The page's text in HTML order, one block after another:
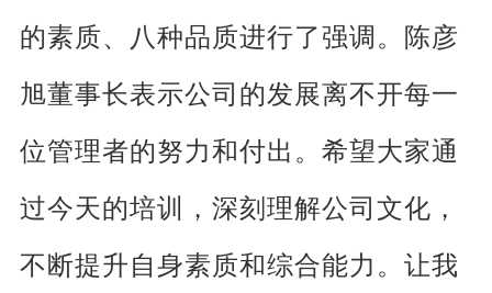
的素质、八种品质进行了强调。陈彦
旭董事长表示公司的发展离不开每一
位管理者的努力和付出。希望大家通
过今天的培训，深刻理解公司文化，
不断提升自身素质和综合能力。让我